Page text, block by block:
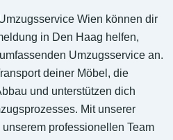
Wien können dir
in Den Haag helfen,
Umzugsservice an.
deiner Möbel, die
und unterstützen dich
Mit unserer
professionellen Team